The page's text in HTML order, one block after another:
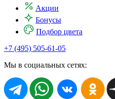
Акции
Бонусы
Подбор цвета
+7 (495) 505-61-05
Мы в социальных сетях: